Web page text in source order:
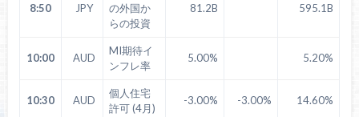
8:50 JPY
の外国か
らの投資
81.2B 595.1B
10:00 AUD
MI期待イ
ンフレ率
5.00% 5.20%
10:30 AUD
個人住宅
許可 (4月)
-3.00% -3.00% 14.60%